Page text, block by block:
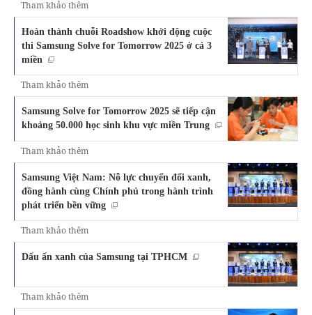
Tham khảo thêm
Hoàn thành chuỗi Roadshow khởi động cuộc
thi Samsung Solve for Tomorrow 2025 ở cả 3
miền
Tham khảo thêm
Samsung Solve for Tomorrow 2025 sẽ tiếp cận
khoảng 50.000 học sinh khu vực miền Trung
Tham khảo thêm
Samsung Việt Nam: Nỗ lực chuyển đổi xanh,
đồng hành cùng Chính phủ trong hành trình
phát triển bền vững
Tham khảo thêm
Dấu ấn xanh của Samsung tại TPHCM
Tham khảo thêm